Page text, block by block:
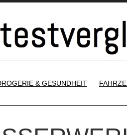
& GESUNDHEIT